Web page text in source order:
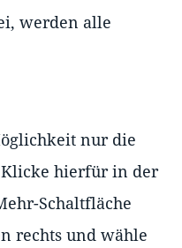
werden alle
nur die
Klicke hierfür in der
Schaltfläche
rechts und wähle